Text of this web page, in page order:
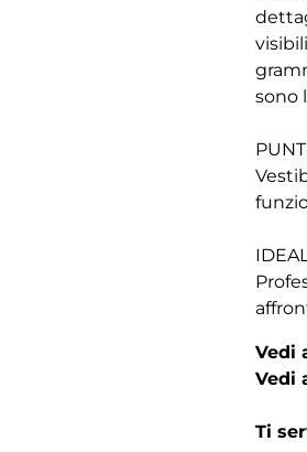
sono
Vedi
Vedi
Ti